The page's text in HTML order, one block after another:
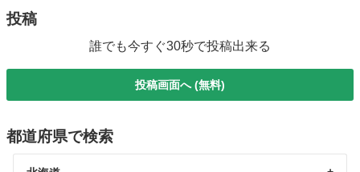
投稿
誰でも今すぐ30秒で投稿出来る
投稿画面へ (無料)
都道府県で検索